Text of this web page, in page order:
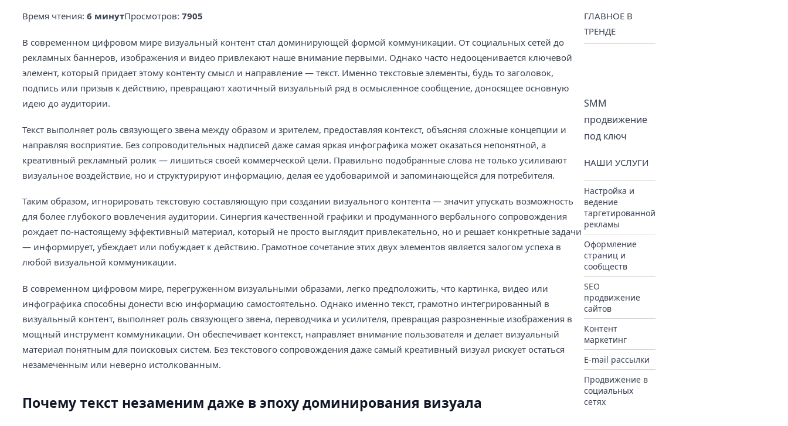
Время чтения: 6 минутПросмотров: 7905
В современном цифровом мире визуальный контент стал доминирующей формой коммуникации. От социальных сетей до
рекламных баннеров, изображения и видео привлекают наше внимание первыми. Однако часто недооценивается ключевой
элемент, который придает этому контенту смысл и направление — текст. Именно текстовые элементы, будь то заголовок,
подпись или призыв к действию, превращают хаотичный визуальный ряд в осмысленное сообщение, доносящее основную
идею до аудитории.
Текст выполняет роль связующего звена между образом и зрителем, предоставляя контекст, объясняя сложные концепции и
направляя восприятие. Без сопроводительных надписей даже самая яркая инфографика может оказаться непонятной, а
креативный рекламный ролик — лишиться своей коммерческой цели. Правильно подобранные слова не только усиливают
визуальное воздействие, но и структурируют информацию, делая ее удобоваримой и запоминающейся для потребителя.
Таким образом, игнорировать текстовую составляющую при создании визуального контента — значит упускать возможность
для более глубокого вовлечения аудитории. Синергия качественной графики и продуманного вербального сопровождения
рождает по-настоящему эффективный материал, который не просто выглядит привлекательно, но и решает конкретные задачи
— информирует, убеждает или побуждает к действию. Грамотное сочетание этих двух элементов является залогом успеха в
любой визуальной коммуникации.
В современном цифровом мире, перегруженном визуальными образами, легко предположить, что картинка, видео или
инфографика способны донести всю информацию самостоятельно. Однако именно текст, грамотно интегрированный в
визуальный контент, выполняет роль связующего звена, переводчика и усилителя, превращая разрозненные изображения в
мощный инструмент коммуникации. Он обеспечивает контекст, направляет внимание пользователя и делает визуальный
материал понятным для поисковых систем. Без текстового сопровождения даже самый креативный визуал рискует остаться
незамеченным или неверно истолкованным.
Почему текст незаменим даже в эпоху доминирования визуала
ГЛАВНОЕ В
ТРЕНДЕ
SMM
продвижение
под ключ
НАШИ УСЛУГИ
Настройка и
ведение
таргетированной
рекламы
Оформление
страниц и
сообществ
SEO
продвижение
сайтов
Контент
маркетинг
E-mail рассылки
Продвижение в
социальных
сетях